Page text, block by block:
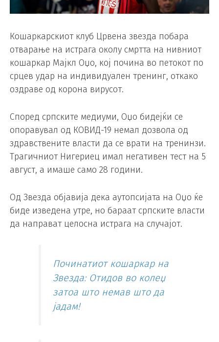
Кошаркарскиот клуб Црвена звезда побара
отварање на истрага околу смртта на нивниот
кошаркар Мајкл Оџо, кој почина во петокот по
срцев удар на индивидуален тренинг, откако
оздраве од корона вирусот.
Според српските медиуми, Оџо бидејќи се
опоравувал од КОВИД-19 немал дозвола од
здравствените власти да се врати на тренинзи.
Трагичниот Нигериец имал негативен тест на 5
август, а имаше само 28 години.
Од Звезда објавија дека аутопсијата на Оџо ќе
биде изведена утре, но бараат српските власти
да направат целосна истрага на случајот.
Починатиот кошаркар на
Звезда: Отидов во колеџ
затоа што немав што да
јадам!